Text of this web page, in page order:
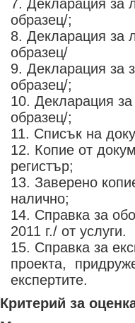
Декларация за
образец/;
Декларация за
образец/
Декларация за
образец/;
Декларация
образец/;
Списък на
Копие от
регистър;
Заверено
налично;
Справка за
2011 г./ от услуги.
Справка за
проекта,
експертите.
Критерий за